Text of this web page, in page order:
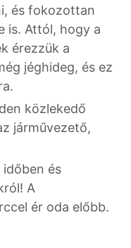
és fokozottan
is. Attól, hogy a
érezzük a
jéghideg, és ez
közlekedő
járművezető,
időben és
A
ér oda előbb.